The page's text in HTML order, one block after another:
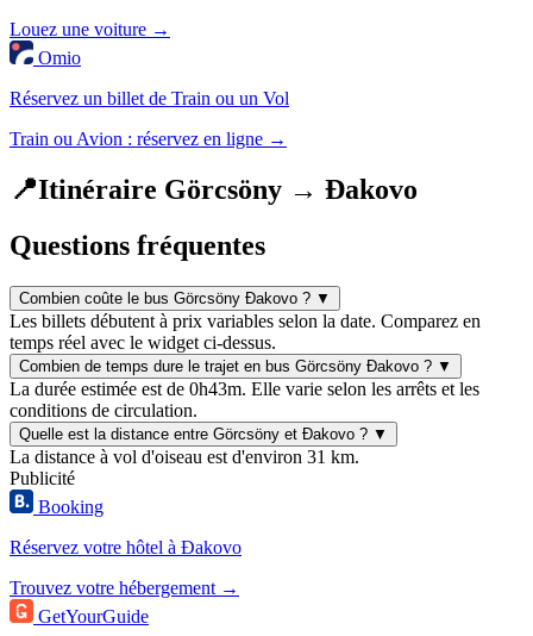
Louez une voiture →
Omio
Réservez un billet de Train ou un Vol
Train ou Avion : réservez en ligne →
📍Itinéraire Görcsöny → Đakovo
Questions fréquentes
Combien coûte le bus Görcsöny Đakovo ? ▼
Les billets débutent à prix variables selon la date. Comparez en
temps réel avec le widget ci-dessus.
Combien de temps dure le trajet en bus Görcsöny Đakovo ? ▼
La durée estimée est de 0h43m. Elle varie selon les arrêts et les
conditions de circulation.
Quelle est la distance entre Görcsöny et Đakovo ? ▼
La distance à vol d'oiseau est d'environ 31 km.
Publicité
Booking
Réservez votre hôtel à Đakovo
Trouvez votre hébergement →
GetYourGuide